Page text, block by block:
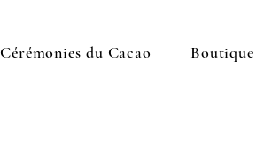
Cérémonies du Cacao Boutique